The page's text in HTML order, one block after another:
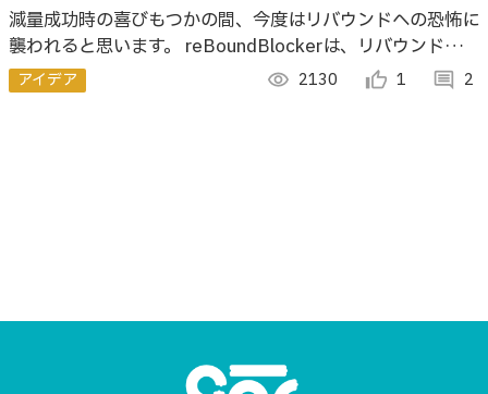
ドを防止する!!
減量成功時の喜びもつかの間、今度はリバウンドへの恐怖に
襲われると思います。 reBoundBlockerは、リバウンドしな
いようにreTerminalが手伝ってくれるシステムです。
アイデア visibility 2130 thumb_up_alt 1 comment 2